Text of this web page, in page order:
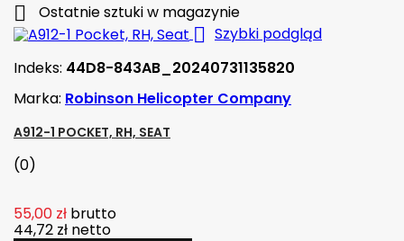
 Ostatnie sztuki w magazynie
 Szybki podgląd
Indeks: 44D8-843AB_20240731135820
Marka: Robinson Helicopter Company
A912-1 POCKET, RH, SEAT
(0)
55,00 zł brutto
44,72 zł netto